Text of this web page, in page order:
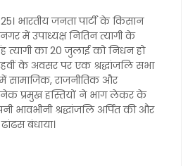
भारतीय जनता पार्टी के किसान
में उपाध्यक्ष नितिन त्यागी के
त्यागी का 20 जुलाई को निधन हो
के अवसर पर एक श्रद्धांजलि सभा
सामाजिक, राजनीतिक और
प्रमुख हस्तियों ने भाग लेकर के
भावभीनी श्रद्धांजलि अर्पित की और
बंधाया।